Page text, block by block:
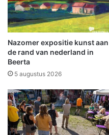
Nazomer expositie kunst aan
de rand van nederland in
Beerta
5 augustus 2026